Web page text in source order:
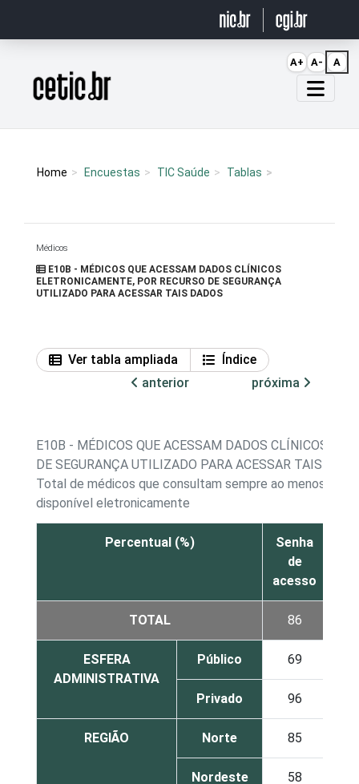
Página inicial
Home Encuestas TIC Saúde Tablas
Médicos
E10B - MÉDICOS QUE ACESSAM DADOS CLÍNICOS
ELETRONICAMENTE, POR RECURSO DE SEGURANÇA
UTILIZADO PARA ACESSAR TAIS DADOS
Ver tabla ampliada
Índice
anterior
próxima
E10B - MÉDICOS QUE ACESSAM DADOS CLÍNICOS
DE SEGURANÇA UTILIZADO PARA ACESSAR TAIS
Total de médicos que consultam sempre ao menos um
disponível eletronicamente
Percentual (%)
Senha
de
acesso
TOTAL 86
ESFERA
ADMINISTRATIVA
Público 69
Privado 96
REGIÃO Norte 85
Nordeste 58
A+ A- A